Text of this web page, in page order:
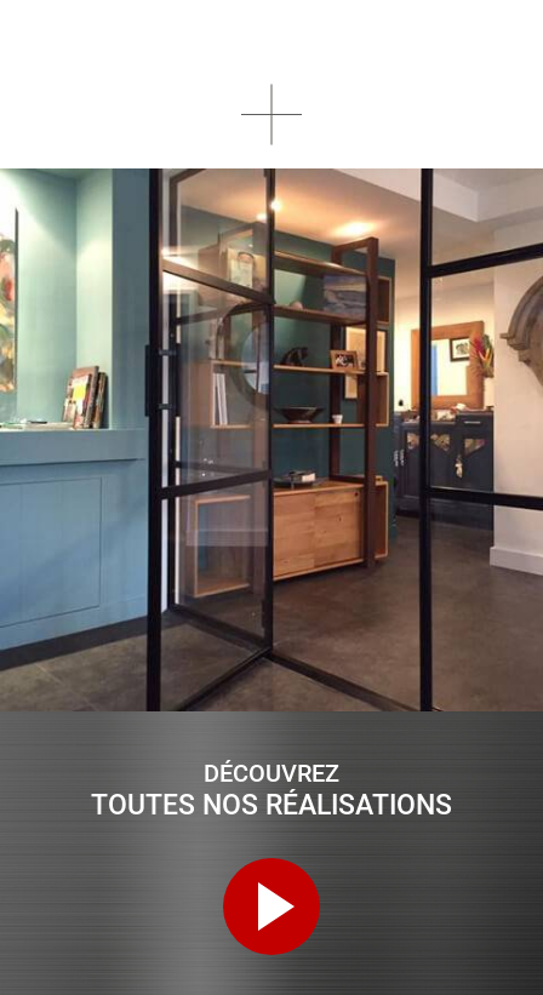
DÉCOUVREZ
TOUTES NOS RÉALISATIONS